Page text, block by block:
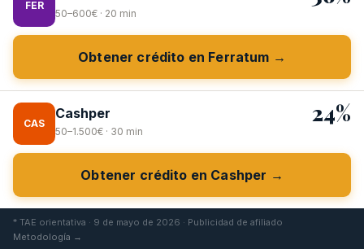
FER
50–600€ · 20 min
Obtener crédito en Ferratum →
CAS
Cashper
50–1.500€ · 30 min
24%
Obtener crédito en Cashper →
* TAE orientativa · 9 de mayo de 2026 · Publicidad de afiliado
Metodología →